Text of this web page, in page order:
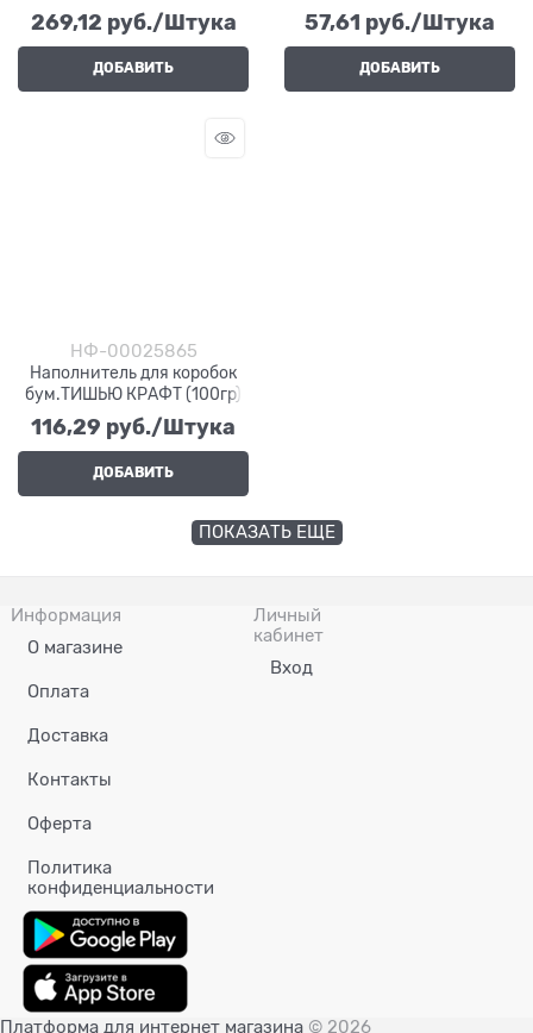
269,12 руб./Штука
ДОБАВИТЬ
57,61 руб./Штука
ДОБАВИТЬ
НФ-00025865
Наполнитель для коробок
бум.ТИШЬЮ КРАФТ (100гр)
116,29 руб./Штука
ДОБАВИТЬ
ПОКАЗАТЬ ЕЩЕ
Информация
О магазине
Оплата
Доставка
Контакты
Оферта
Политика
конфиденциальности
Личный
кабинет
Вход
Платформа для интернет магазина © 2026